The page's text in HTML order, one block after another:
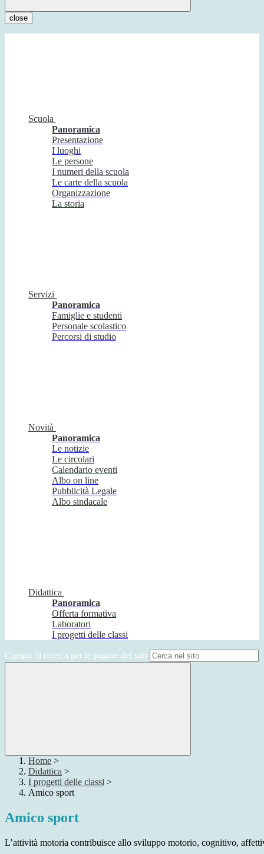
close
Scuola
Panoramica
Presentazione
I luoghi
Le persone
I numeri della scuola
Le carte della scuola
Organizzazione
La storia
Servizi
Panoramica
Famiglie e studenti
Personale scolastico
Percorsi di studio
Novità
Panoramica
Le notizie
Le circolari
Calendario eventi
Albo on line
Pubblicità Legale
Albo sindacale
Didattica
Panoramica
Offerta formativa
Laboratori
I progetti delle classi
Campo di ricerca per le pagine del sito
Home >
Didattica >
I progetti delle classi >
Amico sport
Amico sport
L’attività motoria contribuisce allo sviluppo motorio, cognitivo,